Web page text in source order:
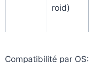
roid)
Compatibilité par OS: